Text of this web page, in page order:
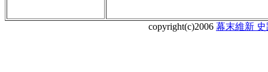
copyright(c)2006 幕末維新